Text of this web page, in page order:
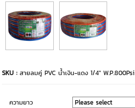
SKU :สายลมคู่ PVC น้ำเงิน-แดง 1/4″
ความยาว